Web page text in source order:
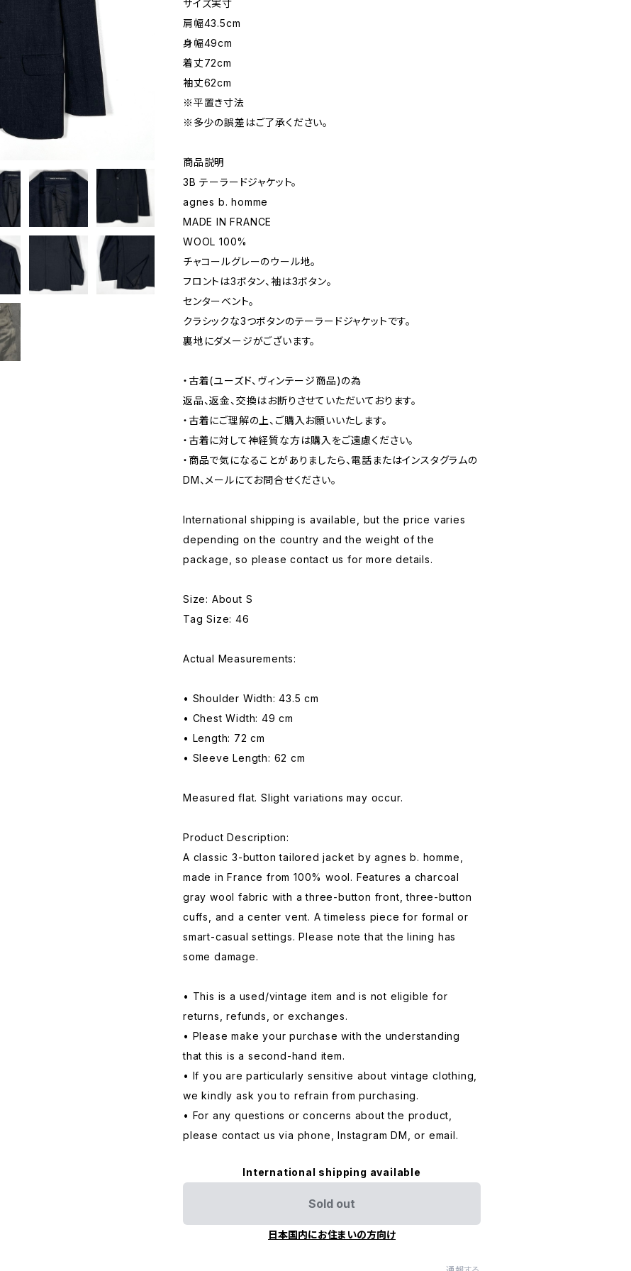
サイズ実寸
肩幅43.5cm
身幅49cm
着丈72cm
袖丈62cm
※平置き寸法
※多少の誤差はご了承ください。
商品説明
3B テーラードジャケット。
agnes b. homme
MADE IN FRANCE
WOOL 100%
チャコールグレーのウール地。
フロントは3ボタン、袖は3ボタン。
センターベント。
クラシックな3つボタンのテーラードジャケットです。
裏地にダメージがございます。
・古着(ユーズド、ヴィンテージ商品)の為
返品、返金、交換はお断りさせていただいております。
・古着にご理解の上、ご購入お願いいたします。
・古着に対して神経質な方は購入をご遠慮ください。
・商品で気になることがありましたら、電話またはインスタグラムの
DM、メールにてお問合せください。
International shipping is available, but the price varies
depending on the country and the weight of the
package, so please contact us for more details.
Size: About S
Tag Size: 46
Actual Measurements:
• Shoulder Width: 43.5 cm
• Chest Width: 49 cm
• Length: 72 cm
• Sleeve Length: 62 cm
Measured flat. Slight variations may occur.
Product Description:
A classic 3-button tailored jacket by agnes b. homme,
made in France from 100% wool. Features a charcoal
gray wool fabric with a three-button front, three-button
cuffs, and a center vent. A timeless piece for formal or
smart-casual settings. Please note that the lining has
some damage.
• This is a used/vintage item and is not eligible for
returns, refunds, or exchanges.
• Please make your purchase with the understanding
that this is a second-hand item.
• If you are particularly sensitive about vintage clothing,
we kindly ask you to refrain from purchasing.
• For any questions or concerns about the product,
please contact us via phone, Instagram DM, or email.
International shipping available
Sold out
日本国内にお住まいの方向け